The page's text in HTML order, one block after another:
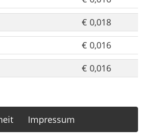
€ 0,018
€ 0,016
€ 0,016
Impressum